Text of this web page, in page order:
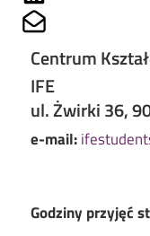
Centrum
IFE
ul. Żwirki 36,
e-mail:
Godziny przyjęć